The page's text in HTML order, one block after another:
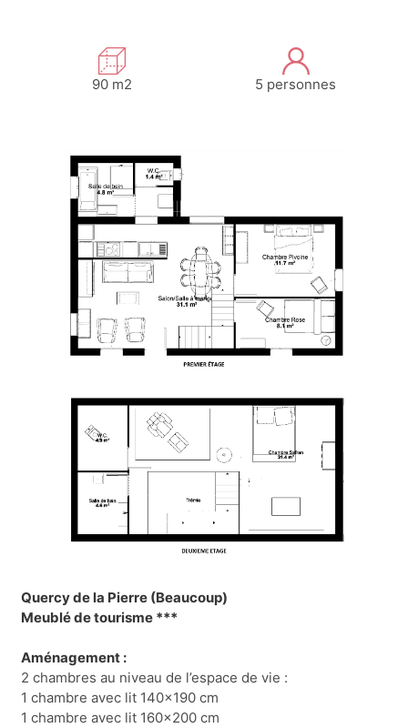
90 m2 5 personnes
Quercy de la Pierre (Beaucoup)
Meublé de tourisme ***
Aménagement :
2 chambres au niveau de l’espace de vie :
1 chambre avec lit 140x190 cm
1 chambre avec lit 160x200 cm